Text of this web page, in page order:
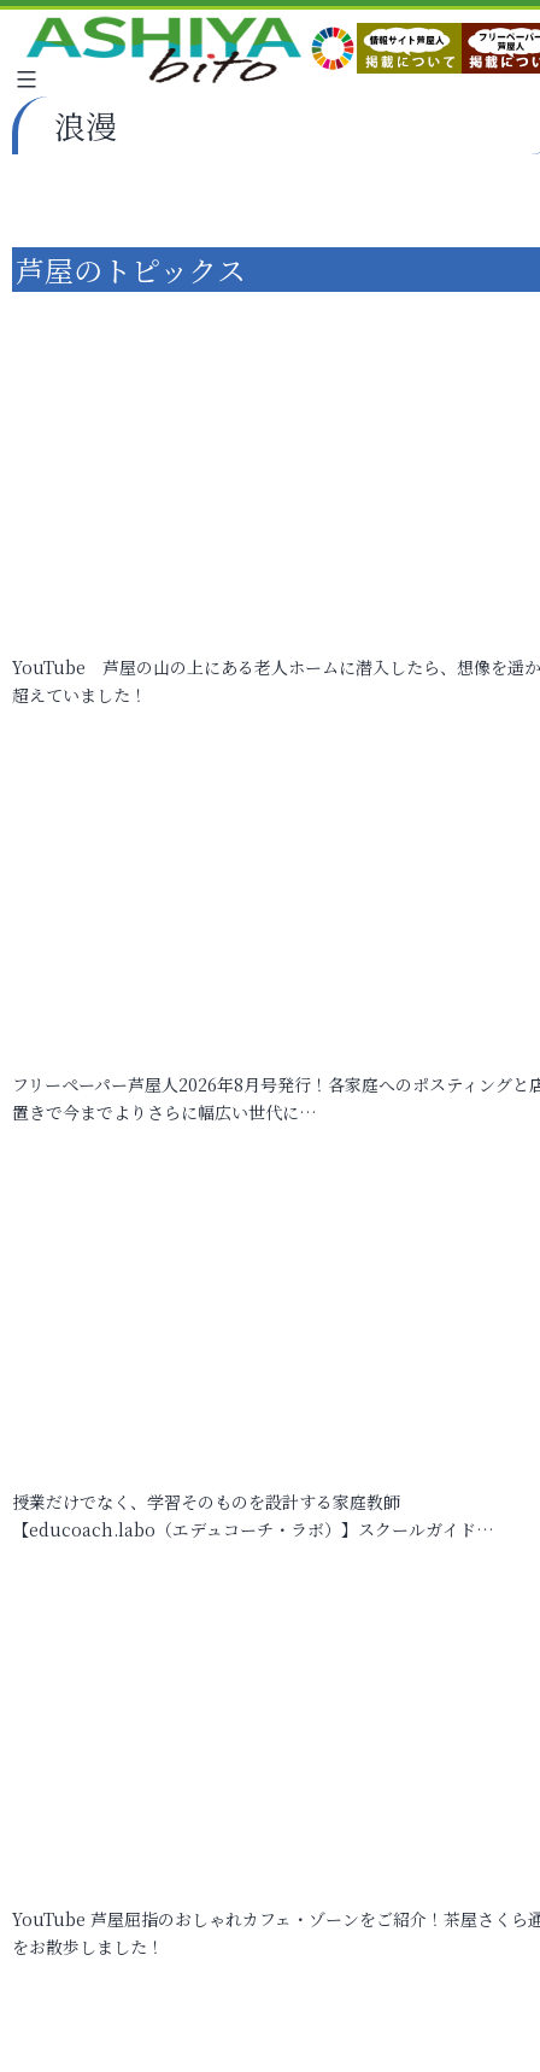
浪漫
芦屋のトピックス
YouTube 芦屋の山の上にある老人ホームに潜入したら、想像を遥
超えていました！
フリーペーパー芦屋人2026年8月号発行！各家庭へのポスティングと
置きで今までよりさらに幅広い世代に…
授業だけでなく、学習そのものを設計する家庭教師
【educoach.labo（エデュコーチ・ラボ）】スクールガイド…
YouTube 芦屋屈指のおしゃれカフェ・ゾーンをご紹介！茶屋さくら
をお散歩しました！